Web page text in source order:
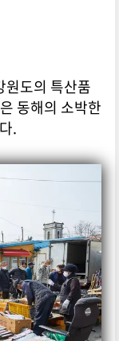
원도의 특산품
동해의 소박한
.